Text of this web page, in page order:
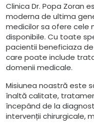
Clinica Dr. Popa Zoran
moderna de ultima
medicilor sa ofere
disponibile. Cu toate
pacientii beneficiaza
care poate include
domenii medicale.
Misiunea noastră este
înaltă calitate,
începând de la
intervenții chirurgicale,